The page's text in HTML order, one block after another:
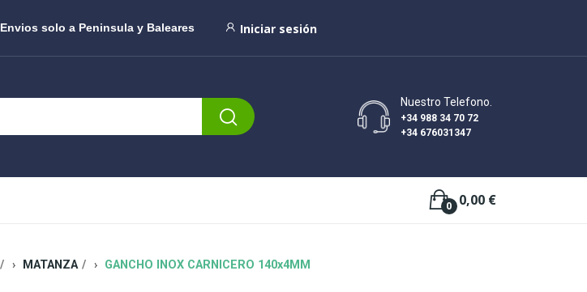
Envios solo a Peninsula y Baleares Iniciar sesión
Nuestro Telefono.
+34 988 34 70 72
+34 676031347
0,00 €
0
MATANZA GANCHO INOX CARNICERO 140x4MM